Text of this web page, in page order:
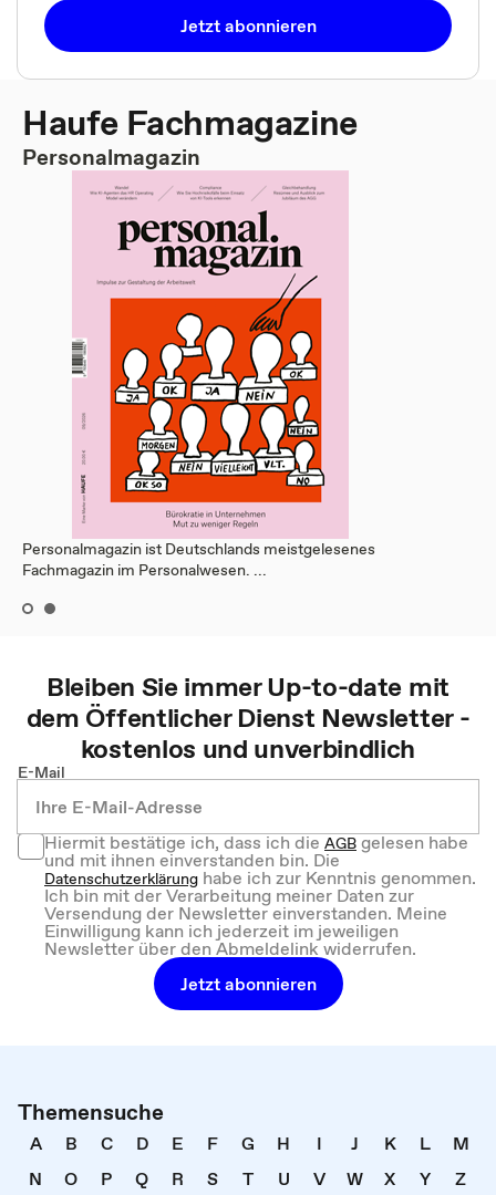
Jetzt abonnieren
Haufe Fachmagazine
Personalmagazin
Personalmagazin ist Deutschlands meistgelesenes
Fachmagazin im Personalwesen. ...
Bleiben Sie immer Up-to-date mit
dem Öffentlicher Dienst Newsletter -
kostenlos und unverbindlich
E-Mail
Hiermit bestätige ich, dass ich dieAGBgelesen habe
und mit ihnen einverstanden bin. Die
Datenschutzerklärung habe ich zur Kenntnis genommen.
Ich bin mit der Verarbeitung meiner Daten zur
Versendung der Newsletter einverstanden. Meine
Einwilligung kann ich jederzeit im jeweiligen
Newsletter über den Abmeldelink widerrufen.
Jetzt abonnieren
Themensuche
A B C D E F G H I J K L
M
N
O P Q R S T U V W X Y
Z